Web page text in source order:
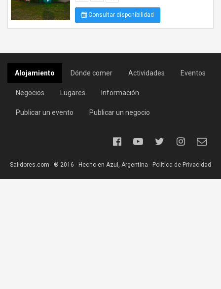
Consultar disponibilidad
Alojamiento Dónde comer Actividades Eventos
Negocios Lugares Información
Publicar un evento Publicar un negocio
Salidores.com - ® 2016 - Hecho en Azul, Argentina - Política de Privacidad